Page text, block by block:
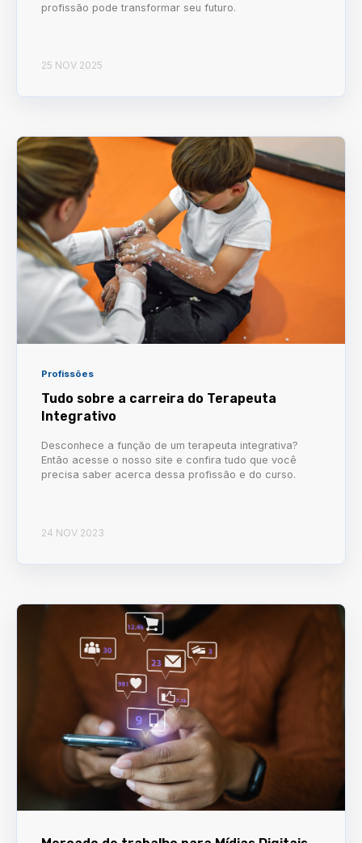
profissão pode transformar seu futuro.
25 NOV 2025
Profissões
Tudo sobre a carreira do Terapeuta
Integrativo
Desconhece a função de um terapeuta integrativa?
Então acesse o nosso site e confira tudo que você
precisa saber acerca dessa profissão e do curso.
24 NOV 2023